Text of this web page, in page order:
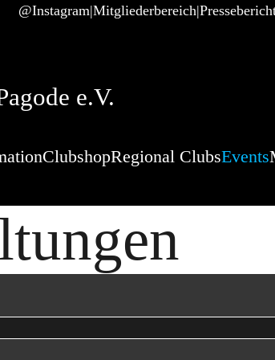
@Instagram Mitgliederbereich
e.V.
ClubshopRegional ClubsEvents